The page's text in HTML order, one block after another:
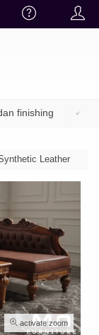
✔
Leather
activate zoom